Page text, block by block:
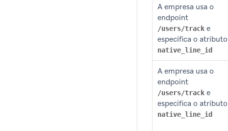
A empresa usa o
endpoint
/users/track e
especifica o atributo
native_line_id
A empresa usa o
endpoint
/users/track e
especifica o atributo
native_line_id